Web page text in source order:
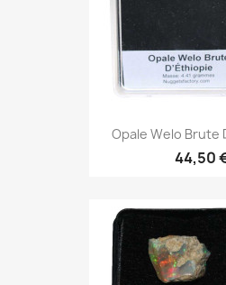
Opale Welo Brute
44,50